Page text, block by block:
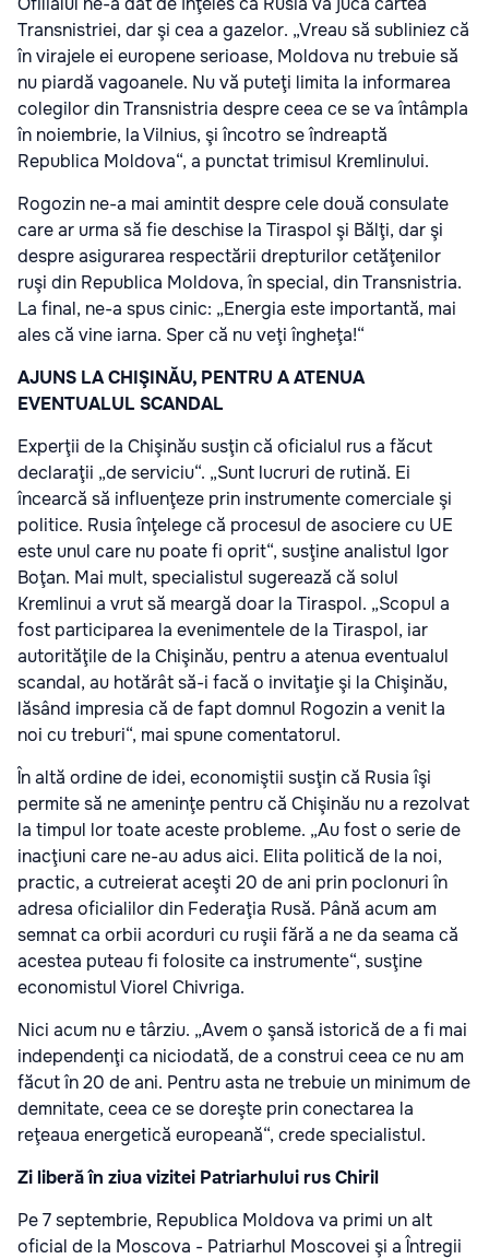
Transnistriei, dar şi cea a gazelor. „Vreau să subliniez că
în virajele ei europene serioase, Moldova nu trebuie să
nu piardă vagoanele. Nu vă puteţi limita la informarea
colegilor din Transnistria despre ceea ce se va întâmpla
în noiembrie, la Vilnius, şi încotro se îndreaptă
Republica Moldova“, a punctat trimisul Kremlinului.
Rogozin ne-a mai amintit despre cele două consulate
care ar urma să fie deschise la Tiraspol şi Bălţi, dar şi
despre asigurarea respectării drepturilor cetăţenilor
ruşi din Republica Moldova, în special, din Transnistria.
La final, ne-a spus cinic: „Energia este importantă, mai
ales că vine iarna. Sper că nu veţi îngheţa!“
AJUNS LA CHIŞINĂU, PENTRU A ATENUA
EVENTUALUL SCANDAL
Experţii de la Chişinău susţin că oficialul rus a făcut
declaraţii „de serviciu“. „Sunt lucruri de rutină. Ei
încearcă să influenţeze prin instrumente comerciale şi
politice. Rusia înţelege că procesul de asociere cu UE
este unul care nu poate fi oprit“, susţine analistul Igor
Boţan. Mai mult, specialistul sugerează că solul
Kremlinui a vrut să meargă doar la Tiraspol. „Scopul a
fost participarea la evenimentele de la Tiraspol, iar
autorităţile de la Chişinău, pentru a atenua eventualul
scandal, au hotărât să-i facă o invitaţie şi la Chişinău,
lăsând impresia că de fapt domnul Rogozin a venit la
noi cu treburi“, mai spune comentatorul.
În altă ordine de idei, economiştii susţin că Rusia îşi
permite să ne ameninţe pentru că Chişinău nu a rezolvat
la timpul lor toate aceste probleme. „Au fost o serie de
inacţiuni care ne-au adus aici. Elita politică de la noi,
practic, a cutreierat aceşti 20 de ani prin poclonuri în
adresa oficialilor din Federaţia Rusă. Până acum am
semnat ca orbii acorduri cu ruşii fără a ne da seama că
acestea puteau fi folosite ca instrumente“, susţine
economistul Viorel Chivriga.
Nici acum nu e târziu. „Avem o şansă istorică de a fi mai
independenţi ca niciodată, de a construi ceea ce nu am
făcut în 20 de ani. Pentru asta ne trebuie un minimum de
demnitate, ceea ce se doreşte prin conectarea la
reţeaua energetică europeană“, crede specialistul.
Zi liberă în ziua vizitei Patriarhului rus Chiril
Pe 7 septembrie, Republica Moldova va primi un alt
oficial de la Moscova - Patriarhul Moscovei şi a Întregii